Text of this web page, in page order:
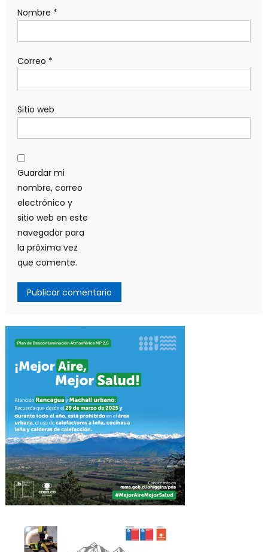
Nombre *
Correo *
Sitio web
Guardar mi
nombre, correo
electrónico y
sitio web en este
navegador para
la próxima vez
que comente.